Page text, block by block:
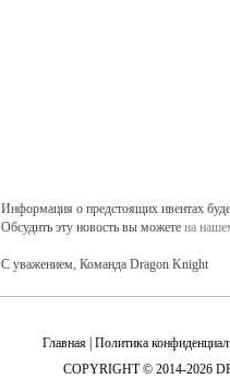
Информация о предстоящих ивентах
Обсудить эту новость вы можете на
С уважением, Команда Dragon Knight
Главная Политика
COPYRIGHT © 2014-2026